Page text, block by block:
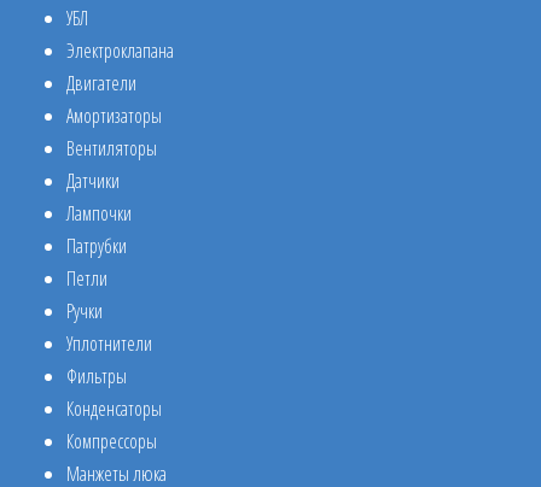
УБЛ
Электроклапана
Двигатели
Амортизаторы
Вентиляторы
Датчики
Лампочки
Патрубки
Петли
Ручки
Уплотнители
Фильтры
Конденсаторы
Компрессоры
Манжеты люка